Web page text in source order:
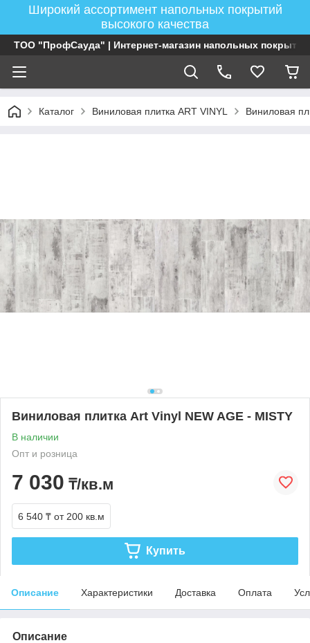
Широкий ассортимент напольных покрытий
высокого качества
ТОО "ПрофСауда" | Интернет-магазин напольных покрытий
Каталог Виниловая плитка ART VINYL Виниловая
Виниловая плитка Art Vinyl NEW AGE - MISTY
В наличии
Опт и розница
7 030 ₸/кв.м
6 540 ₸ от 200 кв.м
Купить
Описание Характеристики Доставка Оплата
Описание